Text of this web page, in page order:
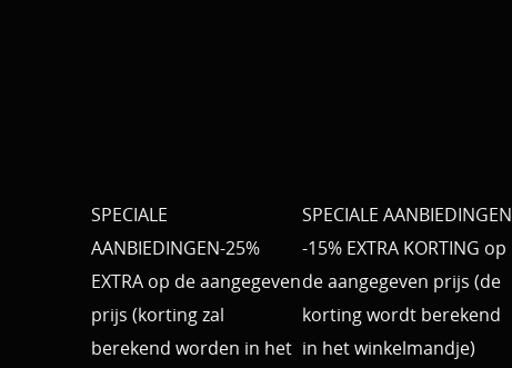
SPECIALE
AANBIEDINGEN-25%
EXTRA op de aangegeven
prijs (korting zal
berekend worden in het
SPECIALE AANBIEDINGEN
-15% EXTRA KORTING op
de aangegeven prijs (de
korting wordt berekend
in het winkelmandje)